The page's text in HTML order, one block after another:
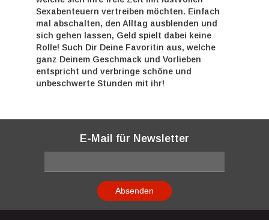
Sexabenteuern vertreiben möchten. Einfach
mal abschalten, den Alltag ausblenden und
sich gehen lassen, Geld spielt dabei keine
Rolle! Such Dir Deine Favoritin aus, welche
ganz Deinem Geschmack und Vorlieben
entspricht und verbringe schöne und
unbeschwerte Stunden mit ihr!
E-Mail für Newsletter
Absenden